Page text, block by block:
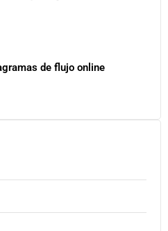
de flujo online